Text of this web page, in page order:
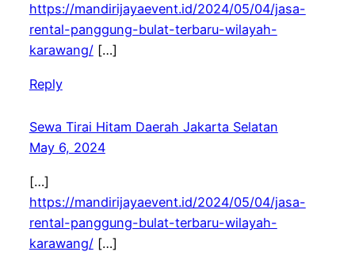
https://mandirijayaevent.id/2024/05/04/jasa-
rental-panggung-bulat-terbaru-wilayah-
karawang/[…]
Reply
Sewa Tirai Hitam Daerah Jakarta Selatan
May 6, 2024
[…]
https://mandirijayaevent.id/2024/05/04/jasa-
rental-panggung-bulat-terbaru-wilayah-
karawang/[…]